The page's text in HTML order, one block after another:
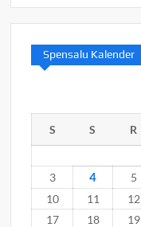
Spensalu Kalender
S S R
3
4 5
10
11 12
17
18 19